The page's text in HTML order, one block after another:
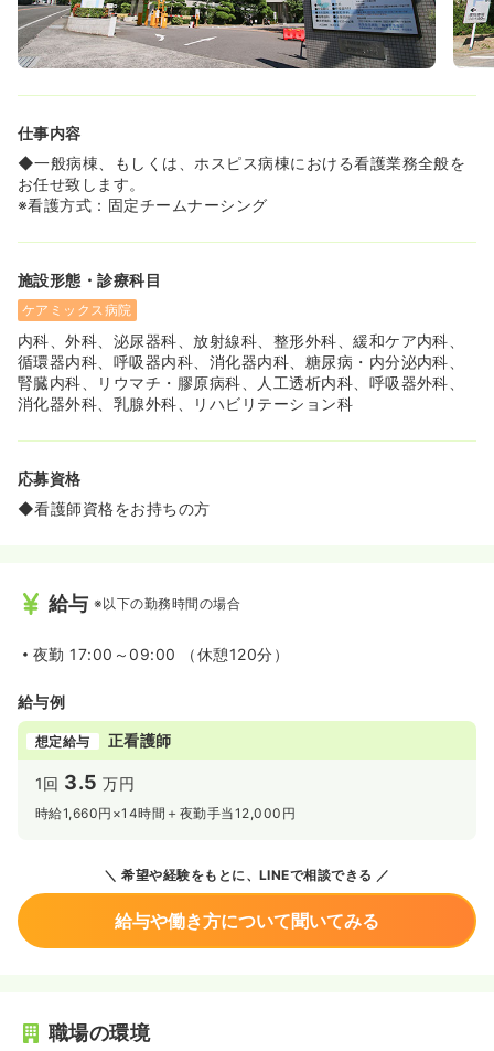
いただけます。
◆育児休業や介護休業の取得実績が多数あり、ライフステ
ージの変化に合わせながら、安心して長く働き続けること
ができる職場です。
◆単身寮を完備しているほか、住込みでない方にも一律で
が整っています。
《安定した収入と充実した手当で、安心してご勤務いただ
けます》
年度実績で3.6ヶ月分支給されており、安定した収入を得
◆夜勤手当は1回あたり12,000円、その他にも職種手当や
住宅手当、精勤手当などが支給され、手厚い待遇が整って
います。
◆65歳定年制で、退職金制度（勤続1年以上）もあるた
め、長期的な視点でキャリアプランを考え、安心して働く
ことが可能です。
りに心から寄り添う看護を大切にしています。
◆看護方式は固定チームナーシングを導入しており、スタ
ッフ同士で協力しながら、質の高い看護を提供できる体制
仕事内容
◆一般病棟、もしくは、ホスピス病棟における看護業務全般を
お任せ致します。
※看護方式：固定チームナーシング
施設形態・診療科目
ケアミックス病院
内科、外科、泌尿器科、放射線科、整形外科、緩和ケア内科、
循環器内科、呼吸器内科、消化器内科、糖尿病・内分泌内科、
腎臓内科、リウマチ・膠原病科、人工透析内科、呼吸器外科、
消化器外科、乳腺外科、リハビリテーション科
応募資格
◆看護師資格をお持ちの方
給与 ※以下の勤務時間の場合
夜勤 17:00～09:00 （休憩120分）
給与例
想定給与 正看護師
1回 3.5 万円
時給1,660円×14時間＋夜勤手当12,000円
希望や経験をもとに、LINEで相談できる
給与や働き方について聞いてみる
職場の環境